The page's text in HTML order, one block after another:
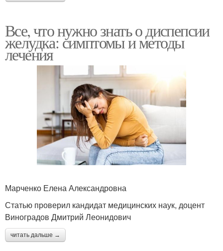
Все, что нужно знать о диспепсии
желудка: симптомы и методы
лечения
Марченко Елена Александровна
Статью проверил кандидат медицинских наук, доцент
Виноградов Дмитрий Леонидович
читать дальше →